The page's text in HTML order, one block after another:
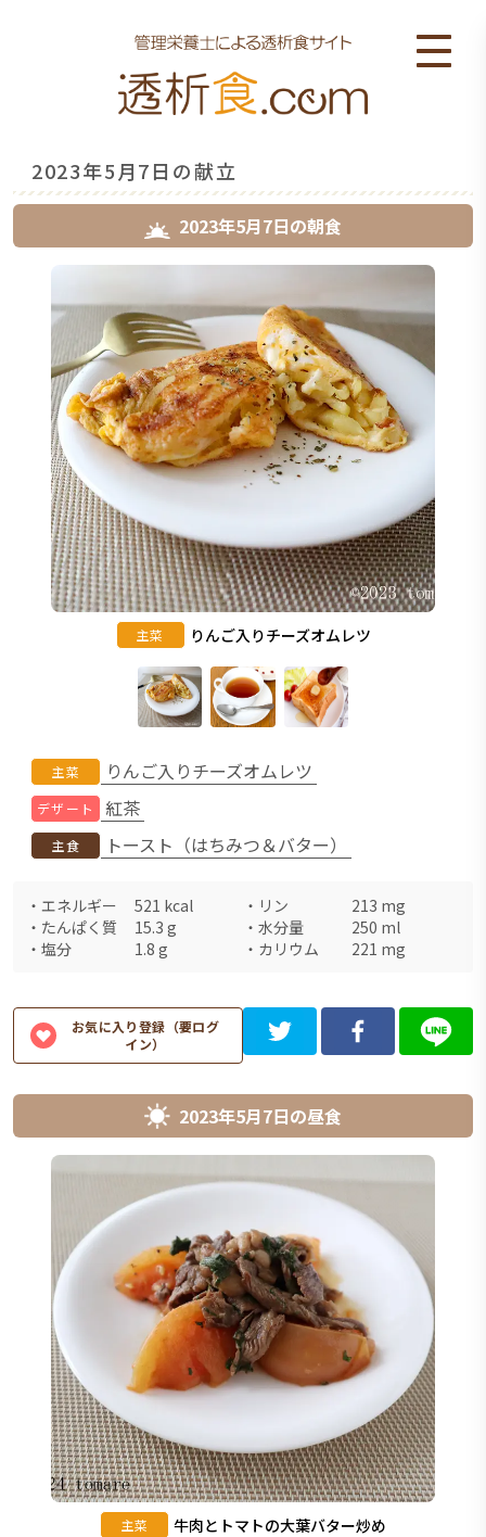
2023年5月7日の献立
2023年5月7日の朝食
主菜 りんご入りチーズオムレツ
主菜 りんご入りチーズオムレツ
デザート 紅茶
主食 トースト（はちみつ＆バター）
・ エネルギー 521 kcal ・ リン 213 mg
・ たんぱく質 15.3 g ・ 水分量 250 ml
・ 塩分 1.8 g ・ カリウム 221 mg
お気に入り登録（要ログ
イン）
2023年5月7日の昼食
主菜 牛肉とトマトの大葉バター炒め